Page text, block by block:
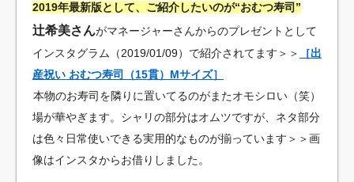
2019年最新版として、ご紹介したいのが“おむつ寿司”
辻希美さんがマネージャーさんからのプレゼントとして
インスタグラム（2019/01/09）で紹介されてます＞＞
［出
産祝い おむつ寿司（15貫）Mサイズ］
本物のお寿司を隣りに置いてるのがまたオモシロい（笑）
場が華やぎます。シャリの部分はオムツですが、ネタ部分
は色々日常使いできる実用的なものが揃っています＞＞画
像はインスタからお借りしました。